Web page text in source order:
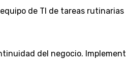
de TI de tareas rutinarias
del negocio.